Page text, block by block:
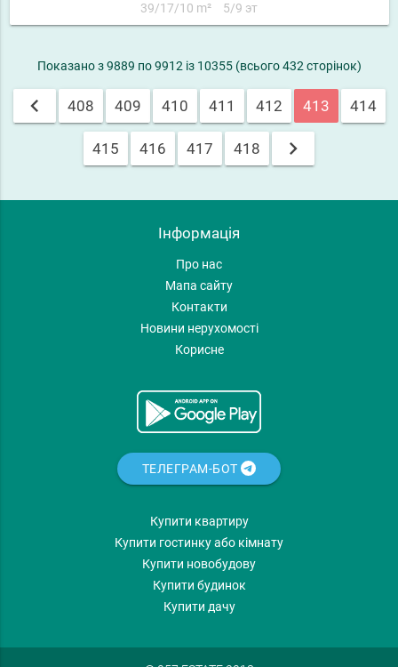
39/17/10 m² 5/9 эт
Показано з 9889 по 9912 із 10355 (всього 432 сторінок)
chevron_left 408 409 410 411 412 413 414
415 416 417 418 chevron_right
Інформація
Про нас
Мапа сайту
Контакти
Новини нерухомості
Корисне
ТЕЛЕГРАМ-БОТ
Купити квартиру
Купити гостинку або кімнату
Купити новобудову
Купити будинок
Купити дачу